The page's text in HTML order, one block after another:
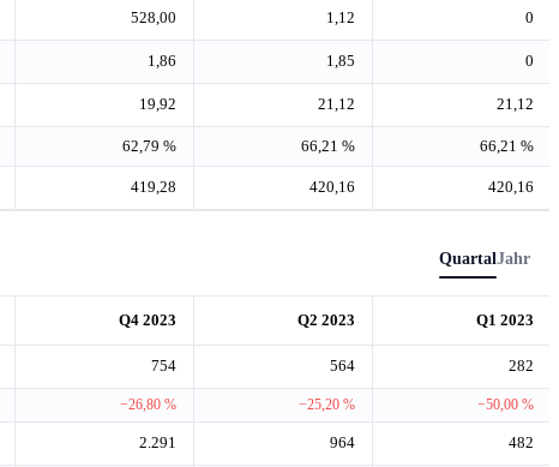
528,00 1,12 0
1,86 1,85 0
19,92 21,12 21,12
62,79 % 66,21 % 66,21 %
419,28 420,16 420,16
QuartalJahr
Q4 2023 Q2 2023 Q1 2023
754 564 282
−26,80 % −25,20 % −50,00 %
2.291 964 482